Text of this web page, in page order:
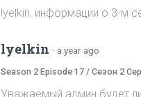
lyelkin, информации о 3-м
lyelkin · a year ago
Season 2 Episode 17 / Сезон 2
Уважаемый админ будет